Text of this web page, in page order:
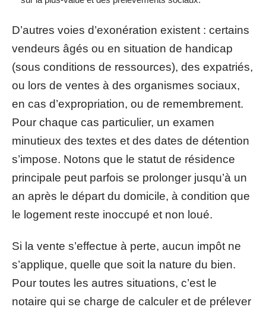
D’autres voies d’exonération existent : certains
vendeurs âgés ou en situation de handicap
(sous conditions de ressources), des expatriés,
ou lors de ventes à des organismes sociaux,
en cas d’expropriation, ou de remembrement.
Pour chaque cas particulier, un examen
minutieux des textes et des dates de détention
s’impose. Notons que le statut de résidence
principale peut parfois se prolonger jusqu’à un
an après le départ du domicile, à condition que
le logement reste inoccupé et non loué.
Si la vente s’effectue à perte, aucun impôt ne
s’applique, quelle que soit la nature du bien.
Pour toutes les autres situations, c’est le
notaire qui se charge de calculer et de prélever